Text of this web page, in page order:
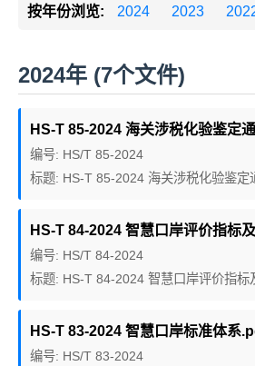
按年份浏览: 2024 2023
2024年 (7个文件)
HS-T 85-2024 海关涉税化验鉴定
编号: HS/T 85-2024
标题: HS-T 85-2024 海关涉税化验鉴定
HS-T 84-2024 智慧口岸评价指标
编号: HS/T 84-2024
标题: HS-T 84-2024 智慧口岸评价指标
HS-T 83-2024 智慧口岸标准体系
编号: HS/T 83-2024